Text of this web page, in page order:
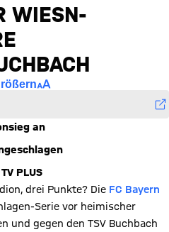
WIESN-
an
PLUS
drei Punkte? Die FC Bayern
Serie vor heimischer
und gegen den TSV Buchbach